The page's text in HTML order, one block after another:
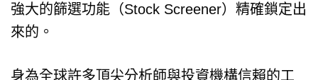
強大的篩選功能（Stock Screener）精確鎖定出
來的。
身為全球許多頂尖分析師與投資機構信賴的工